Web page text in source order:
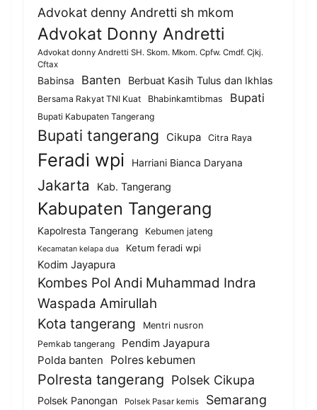
Advokat denny Andretti sh mkom
Advokat Donny Andretti
Advokat donny Andretti SH. Skom. Mkom. Cpfw. Cmdf. Cjkj.
Cftax
Babinsa Banten Berbuat Kasih Tulus dan Ikhlas
Bersama Rakyat TNI Kuat Bhabinkamtibmas Bupati
Bupati Kabupaten Tangerang
Bupati tangerang Cikupa Citra Raya
Feradi wpi Harriani Bianca Daryana
Jakarta Kab. Tangerang
Kabupaten Tangerang
Kapolresta Tangerang Kebumen jateng
Kecamatan kelapa dua Ketum feradi wpi
Kodim Jayapura
Kombes Pol Andi Muhammad Indra
Waspada Amirullah
Kota tangerang
Mentri nusron
Pemkab tangerang
Pendim Jayapura
Polda banten
Polres kebumen
Polresta tangerang Polsek Cikupa
Polsek Panongan Polsek Pasar kemis Semarang